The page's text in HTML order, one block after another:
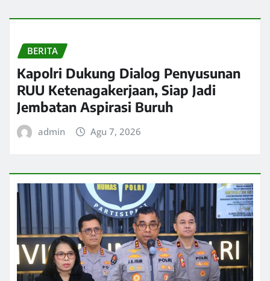
BERITA
Kapolri Dukung Dialog Penyusunan
RUU Ketenagakerjaan, Siap Jadi
Jembatan Aspirasi Buruh
admin Agu 7, 2026